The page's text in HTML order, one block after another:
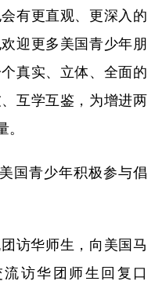
有更直观、更深入的
迎更多美国青少年朋
真实、立体、全面的
互学互鉴，为增进两
。
青少年积极参与倡
访华师生，向美国马
访华团师生回复口